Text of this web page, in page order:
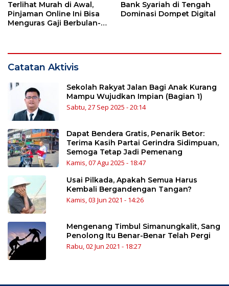
Terlihat Murah di Awal,
Pinjaman Online Ini Bisa
Menguras Gaji Berbulan-
Bank Syariah di Tengah
Dominasi Dompet Digital
Catatan Aktivis
Sekolah Rakyat Jalan Bagi Anak Kurang
Mampu Wujudkan Impian (Bagian 1)
Sabtu, 27 Sep 2025 - 20:14
Dapat Bendera Gratis, Penarik Betor:
Terima Kasih Partai Gerindra Sidimpuan,
Semoga Tetap Jadi Pemenang
Kamis, 07 Agu 2025 - 18:47
Usai Pilkada, Apakah Semua Harus
Kembali Bergandengan Tangan?
Kamis, 03 Jun 2021 - 14:26
Mengenang Timbul Simanungkalit, Sang
Penolong Itu Benar-Benar Telah Pergi
Rabu, 02 Jun 2021 - 18:27